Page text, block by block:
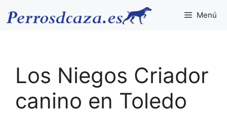
Menú
Los Niegos Criador
canino en Toledo